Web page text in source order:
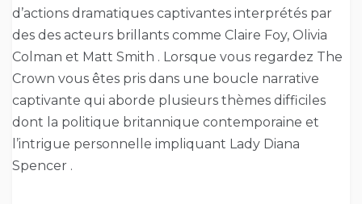
d’actions dramatiques captivantes interprétés par
des des acteurs brillants comme Claire Foy, Olivia
Colman et Matt Smith . Lorsque vous regardez The
Crown vous êtes pris dans une boucle narrative
captivante qui aborde plusieurs thèmes difficiles
dont la politique britannique contemporaine et
l’intrigue personnelle impliquant Lady Diana
Spencer .